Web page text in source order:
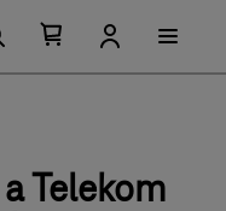
Telekom